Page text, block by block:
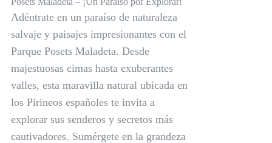
Adéntrate en un paraíso de naturaleza
salvaje y paisajes impresionantes con el
Parque Posets Maladeta. Desde
majestuosas cimas hasta exuberantes
valles, esta maravilla natural ubicada en
los Pirineos españoles te invita a
explorar sus senderos y secretos más
cautivadores. Sumérgete en la grandeza